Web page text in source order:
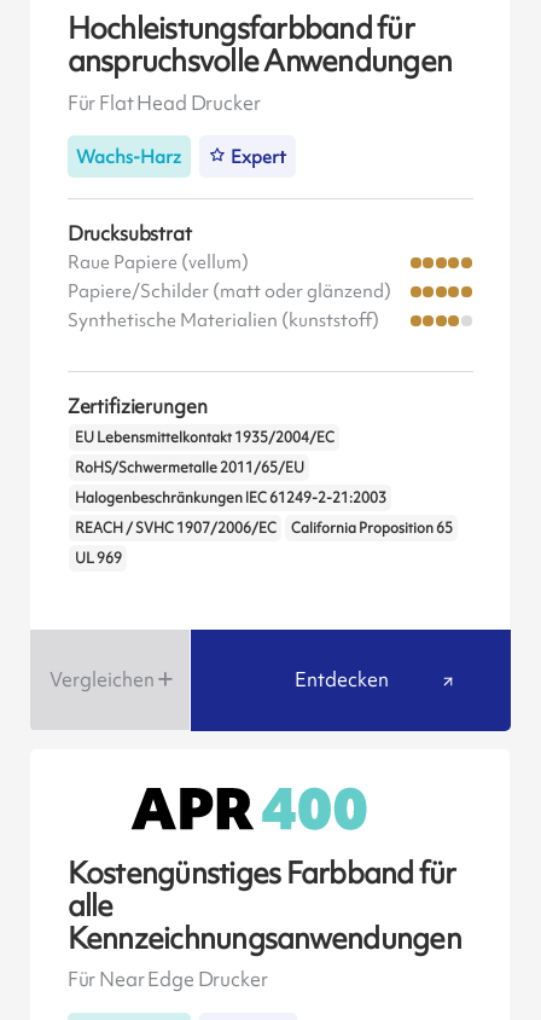
Hochleistungsfarbband für
anspruchsvolle Anwendungen
Für Flat Head Drucker
Wachs-Harz Expert
Drucksubstrat
Raue Papiere (vellum)
Papiere/Schilder (matt oder glänzend)
Synthetische Materialien (kunststoff)
Zertifizierungen
EU Lebensmittelkontakt 1935/2004/EC
RoHS/Schwermetalle 2011/65/EU
Halogenbeschränkungen IEC 61249-2-21:2003
REACH / SVHC 1907/2006/EC
California Proposition 65
UL 969
Vergleichen Entdecken
Kostengünstiges Farbband für
alle
Kennzeichnungsanwendungen
Für Near Edge Drucker